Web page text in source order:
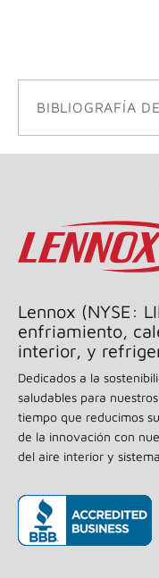
BIBLIOGRAFÍA
Lennox (NYSE:
enfriamiento,
interior, y
Dedicados a la
saludables para
tiempo que reducimos
de la innovación con
del aire interior y